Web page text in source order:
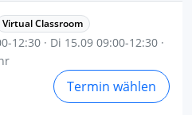
Virtual Classroom
12:30 · Di 15.09 09:00-12:30 ·
Termin wählen